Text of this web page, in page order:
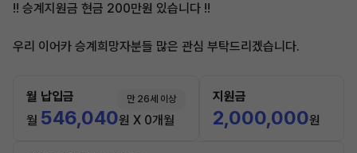
!! 승계지원금 현금 200만원 있습니다 !!
우리 이어카 승계희망자분들 많은 관심 부탁드리겠습니다.
월 납입금 만 26세 이상
월 546,040원 X 0개월
지원금
2,000,000원